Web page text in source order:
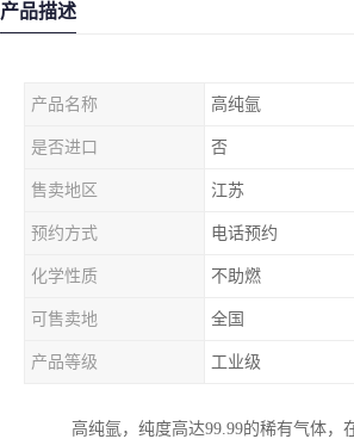
产品描述
产品名称 高纯氩
是否进口 否
售卖地区 江苏
预约方式 电话预约
化学性质 不助燃
可售卖地 全国
产品等级 工业级
高纯氩，纯度高达99.99的稀有气体